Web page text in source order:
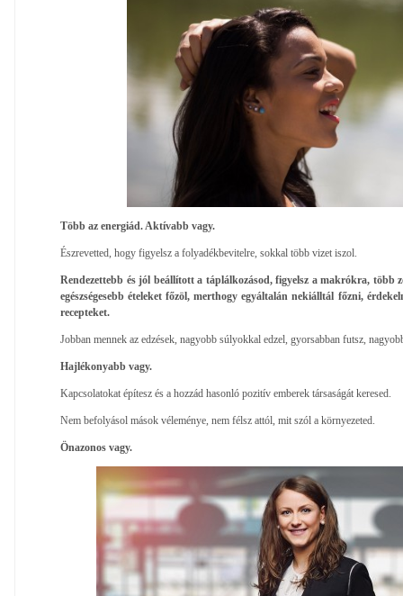
Több az energiád. Aktívabb vagy.
Észrevetted, hogy figyelsz a folyadékbevitelre, sokkal több vizet iszol.
Rendezettebb és jól beállított a táplálkozásod, figyelsz a makrókra, több
egészségesebb ételeket főzöl, merthogy egyáltalán nekiálltál főzni,
recepteket.
Jobban mennek az edzések, nagyobb súlyokkal edzel, gyorsabban futsz,
Hajlékonyabb vagy.
Kapcsolatokat építesz és a hozzád hasonló pozitív emberek társaságát keresed.
Nem befolyásol mások véleménye, nem félsz attól, mit szól a környezeted.
Önazonos vagy.